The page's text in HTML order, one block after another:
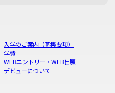
入学のご案内（募集要項）
学費
WEBエントリー・WEB出願
デビューについて